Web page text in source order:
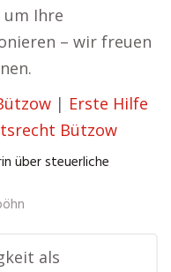
um Ihre
– wir freuen
| Erste Hilfe
Bützow
über steuerliche
als